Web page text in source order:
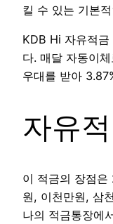
킬 수 있는 기본
KDB Hi 자유적금
다. 매달 자동이
우대를 받아
자유
이 적금의 장점
원, 이천만원, 삼
나의 적금통장에